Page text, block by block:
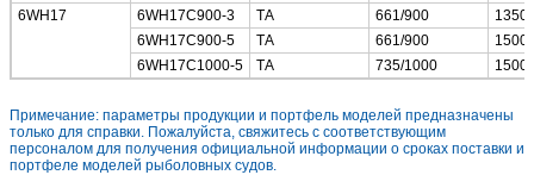
6WH17 6WH17C900-3 ТА 661/900
1350
6WH17C900-5
ТА 661/900
1500
6WH17C1000-5
ТА 735/1000 1500
Примечание: параметры продукции и портфель моделей предназначены
только для справки. Пожалуйста, свяжитесь с соответствующим
персоналом для получения официальной информации о сроках поставки и
портфеле моделей рыболовных судов.